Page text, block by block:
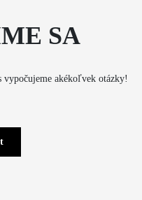
SA
vypočujeme akékoľvek otázky!